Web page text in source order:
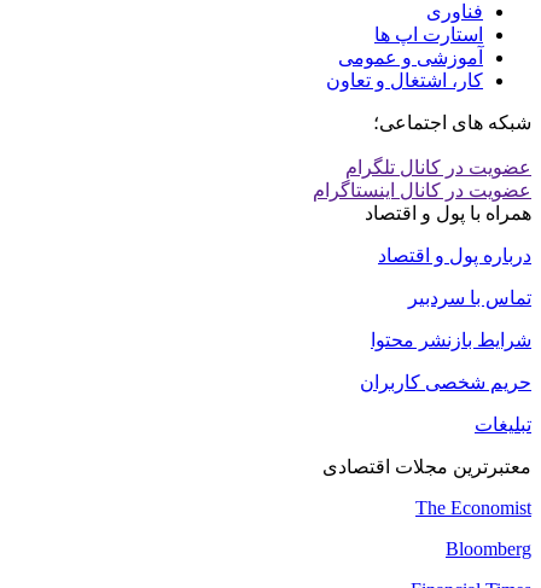
فناوری
استارت اپ ها
آموزشی و عمومی
کار، اشتغال و تعاون
شبکه های اجتماعی؛
عضویت در کانال تلگرام
عضویت در کانال اینستاگرام
همراه با پول و اقتصاد
درباره پول و اقتصاد
تماس با سردبیر
شرایط بازنشر محتوا
حریم شخصی کاربران
تبلیغات
معتبرترین مجلات اقتصادی
The Economist
Bloomberg